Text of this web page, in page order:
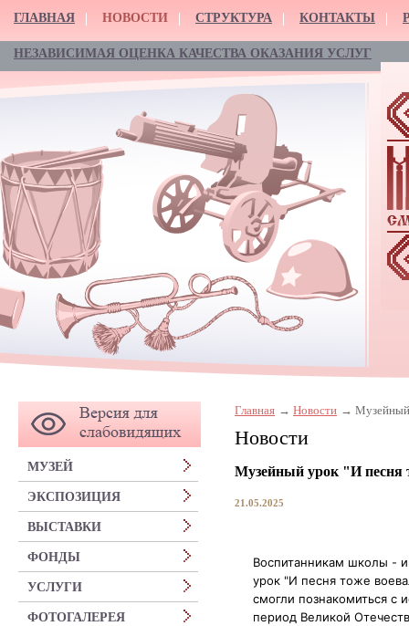
ГЛАВНАЯ НОВОСТИ СТРУКТУРА КОНТАКТЫ
НЕЗАВИСИМАЯ ОЦЕНКА КАЧЕСТВА ОКАЗАНИЯ УСЛУГ
Главная Новости Музейный
Новости
Музейный урок "И песня
21.05.2025
Воспитанникам школы -
урок "И песня тоже
смогли познакомиться с
период Великой
МУЗЕЙ
ЭКСПОЗИЦИЯ
ВЫСТАВКИ
ФОНДЫ
УСЛУГИ
ФОТОГАЛЕРЕЯ